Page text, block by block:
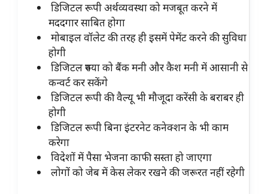
डिजिटल रूपी अर्थव्यवस्था को मजबूत करने में
मददगार साबित होगा
मोबाइल वॉलेट की तरह ही इसमें पेमेंट करने की सुविधा
होगी
डिजिटल रुपया को बैंक मनी और कैश मनी में आसानी से
कन्वर्ट कर सकेंगे
डिजिटल रूपी की वैल्यू भी मौजूदा करेंसी के बराबर ही
होगी
डिजिटल रूपी बिना इंटरनेट कनेक्शन के भी काम
करेगा
विदेशों में पैसा भेजना काफी सस्ता हो जाएगा
लोगों को जेब में केस लेकर रखने की जरूरत नहीं रहेगी